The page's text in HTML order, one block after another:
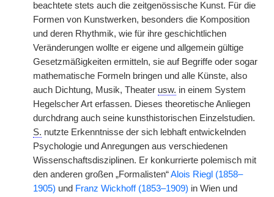
beachtete stets auch die zeitgenössische Kunst. Für die
Formen von Kunstwerken, besonders die Komposition
und deren Rhythmik, wie für ihre geschichtlichen
Veränderungen wollte er eigene und allgemein gültige
Gesetzmäßigkeiten ermitteln, sie auf Begriffe oder sogar
mathematische Formeln bringen und alle Künste, also
auch Dichtung, Musik, Theater usw. in einem System
Hegelscher Art erfassen. Dieses theoretische Anliegen
durchdrang auch seine kunsthistorischen Einzelstudien.
S. nutzte Erkenntnisse der sich lebhaft entwickelnden
Psychologie und Anregungen aus verschiedenen
Wissenschaftsdisziplinen. Er konkurrierte polemisch mit
den anderen großen „Formalisten“Alois Riegl (1858–
1905) und Franz Wickhoff (1853–1909) in Wien und